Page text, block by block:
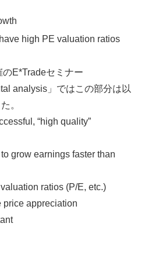
high PE valuation ratios
E*Tradeセミナー
analysis」ではこの部分は以
。
“high quality”
grow earnings faster than
ratios (P/E, etc.)
price appreciation